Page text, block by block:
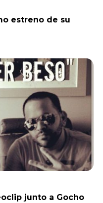
estreno de su
junto a Gocho